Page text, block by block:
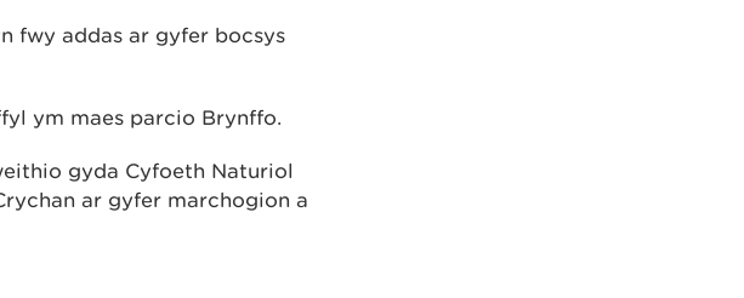
fwy addas ar gyfer bocsys
ym maes parcio Brynffo.
gyda Cyfoeth Naturiol
ar gyfer marchogion a